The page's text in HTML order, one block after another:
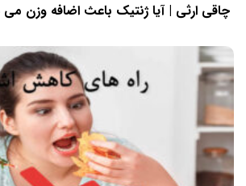
چاقی ارثی | آیا ژنتیک باعث اضافه وزن